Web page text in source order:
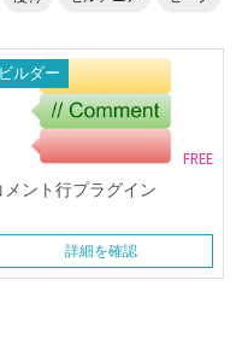
ビルダー
FREE
メント行プラグイン
詳細を確認